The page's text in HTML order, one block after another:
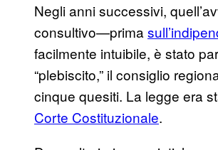
Negli anni successivi,
consultivo—prima
facilmente intuibile, è stato
“plebiscito,” il consiglio
cinque quesiti. La legge era
Corte Costituzionale.